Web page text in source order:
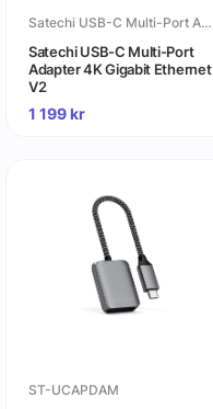
Satechi USB-C Multi-Port Adapter 4K Gigabit Ethernet V2
Satechi USB-C Multi-Port
Adapter 4K Gigabit Ethernet
V2
1 199kr
ST-UCAPDAM